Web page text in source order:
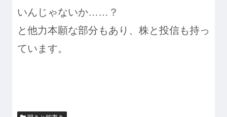
いんじゃないか……？
と他力本願な部分もあり、株と投信も持っ
ています。